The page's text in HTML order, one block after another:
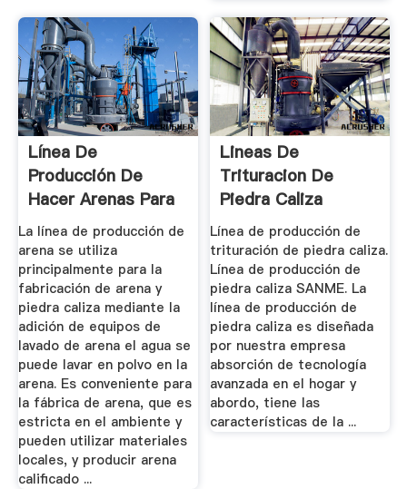
Línea De
Producción De
Hacer Arenas Para
Piedra Caliza
La línea de producción de
arena se utiliza
principalmente para la
fabricación de arena y
piedra caliza mediante la
adición de equipos de
lavado de arena el agua se
puede lavar en polvo en la
arena. Es conveniente para
la fábrica de arena, que es
estricta en el ambiente y
pueden utilizar materiales
locales, y producir arena
calificado ...
Lineas De
Trituracion De
Piedra Caliza
Línea de producción de
trituración de piedra caliza.
Línea de producción de
piedra caliza SANME. La
línea de producción de
piedra caliza es diseñada
por nuestra empresa
absorción de tecnología
avanzada en el hogar y
abordo, tiene las
características de la ...